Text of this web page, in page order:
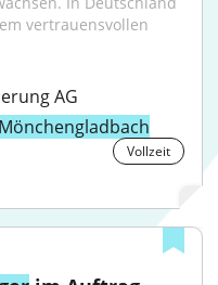
vertrauensvollen
AG
Mönchengladbach
Vollzeit